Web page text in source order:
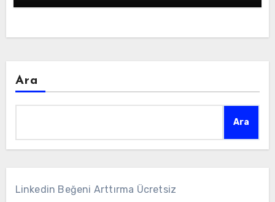
Ara
Ara
Linkedin Beğeni Arttırma Ücretsiz